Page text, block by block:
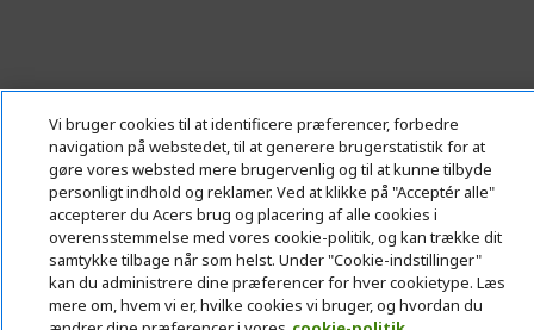
Vi bruger cookies til at identificere præferencer, forbedre
navigation på webstedet, til at generere brugerstatistik for at
gøre vores websted mere brugervenlig og til at kunne tilbyde
personligt indhold og reklamer. Ved at klikke på "Acceptér alle"
accepterer du Acers brug og placering af alle cookies i
overensstemmelse med vores cookie-politik, og kan trække dit
samtykke tilbage når som helst. Under "Cookie-indstillinger"
kan du administrere dine præferencer for hver cookietype. Læs
mere om, hvem vi er, hvilke cookies vi bruger, og hvordan du